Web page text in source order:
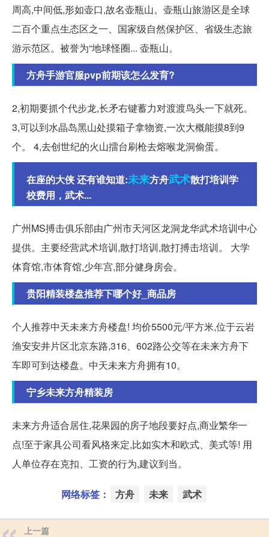
周高,中间低,形如壶口,故名壶瓶山。壶瓶山旅游区是全球
二百个重点生态区之一、国家级自然保护区、省级生态旅
游示范区。被誉为“地球怪圈... 壶瓶山。
方舟手游官服pvp前期该怎么发育?
2,初期要抓个代步龙,长矛右键蓄力对渡渡鸟头一下就死。
3,可以到水晶岛黑山处摸箱子拿物资,一次大概能摸8到9
个。 4,去创世纪的火山擂台刷枪去熔喉龙洞偷蛋。
在座的大侠 还有谁知道:未来方舟武术散打培训学
校费用，武术...
广州MS搏击俱乐部由广州市天河区龙洞龙华武术培训中心
提供。主要经营武术培训,散打培训,散打搏击培训。 大学
体育馆,市体育馆,少年宫,部分健身房会。
贵阳精装楼盘推荐下哪个好_商品房
个人推荐中天未来方舟楼盘! 均价5500元/平方米,位于云岩
渔安安井片区北京东路,316、602路公交等在未来方舟下
车即可到达楼盘。中天未来方舟拥有10。
宁乡未来方舟精装房
未来方舟适合居住,花果园的房子地段要好点,商业繁华一
点!至于家具公司看风格来定,比如实木和欧式、美式等! 用
人单位存在克扣、工资的行为,建议到当。
网络标签： 方舟 未来 武术
上一篇